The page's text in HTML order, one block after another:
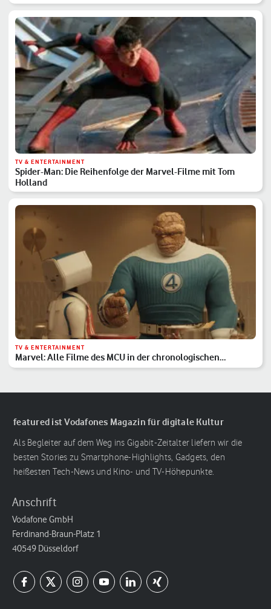
TV & ENTERTAINMENT
Spider-Man: Die Reihenfolge der Marvel-Filme mit Tom
Holland
TV & ENTERTAINMENT
Marvel: Alle Filme des MCU in der chronologischen
Reihenfolge
featured ist Vodafones Magazin für digitale Kultur
Als Begleiter auf dem Weg ins Gigabit-Zeitalter liefern wir die
besten Stories zu Smartphone-Highlights, Gadgets, den
heißesten Tech-News und Kino- und TV-Höhepunkte.
Anschrift
Vodafone GmbH
Ferdinand-Braun-Platz 1
40549 Düsseldorf